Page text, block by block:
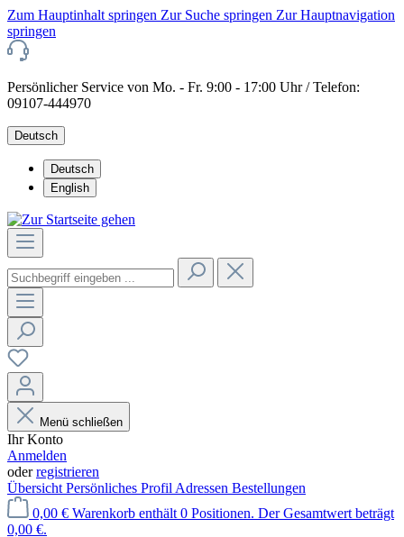
Zum Hauptinhalt springen Zur Suche springen Zur Hauptnavigation
springen
Persönlicher Service von Mo. - Fr. 9:00 - 17:00 Uhr / Telefon:
09107-444970
Deutsch
Deutsch
English
Menü schließen
Ihr Konto
Anmelden
oderregistrieren
Übersicht Persönliches Profil Adressen Bestellungen
0,00 € Warenkorb enthält 0 Positionen. Der Gesamtwert beträgt
0,00 €.